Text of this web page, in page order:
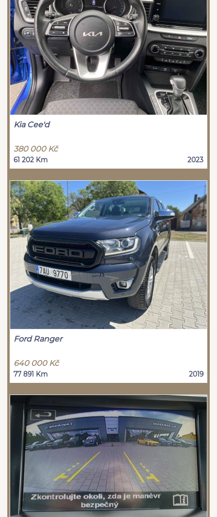
Kia Cee'd
380 000 Kč
61 202 Km 2023
Ford Ranger
640 000 Kč
77 891 Km 2019